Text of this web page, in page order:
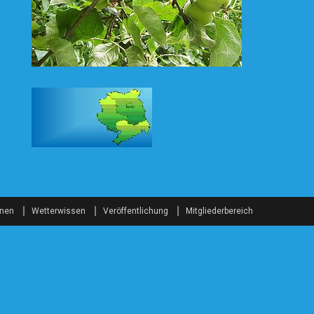
Wetterwissen Veröffentlichung Mitgliederbereich